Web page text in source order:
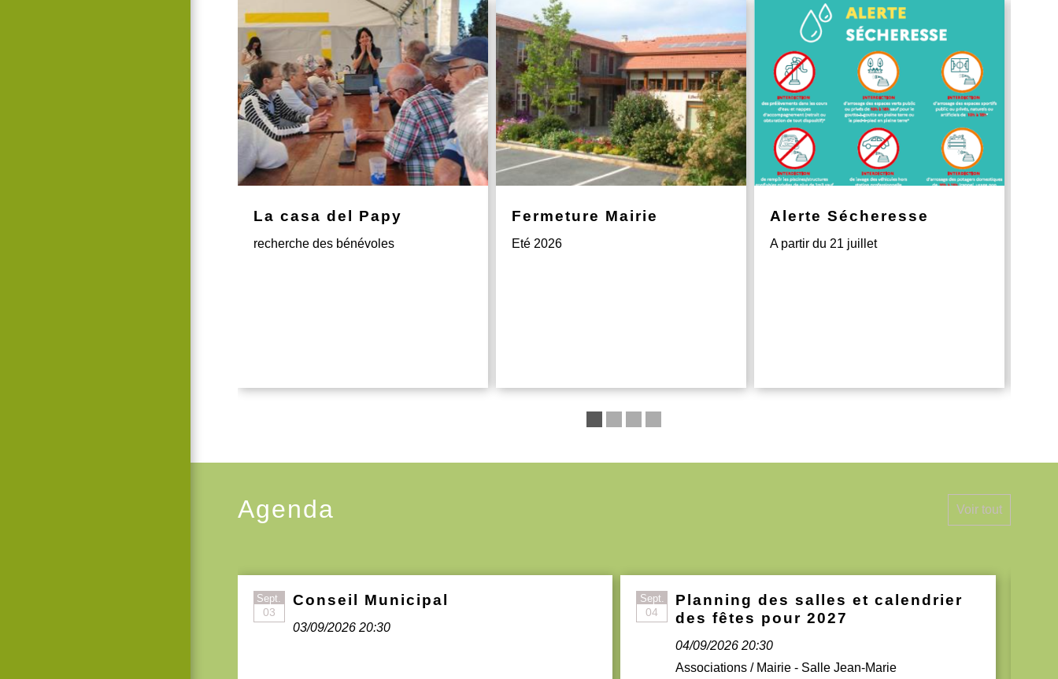
La casa del Papy
recherche des bénévoles
Fermeture Mairie
Eté 2026
Alerte Sécheresse
A partir du 21 juillet
Agenda Voir tout
Sept.
03
Conseil Municipal
03/09/2026 20:30
Sept.
04
Planning des salles et calendrier
des fêtes pour 2027
04/09/2026 20:30
Associations / Mairie - Salle Jean-Marie